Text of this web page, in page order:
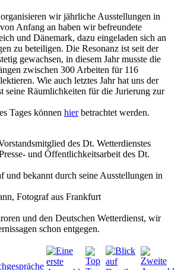
organisieren wir jährliche Ausstellungen in
Anfang an haben wir befreundete
und Dänemark, dazu eingeladen sich an
zu beteiligen. Die Resonanz ist seit der
gewachsen, in diesem Jahr musste die
zwischen 300 Arbeiten für 116
Wie auch letztes Jahr hat uns der
seine Räumlichkeiten für die Jurierung zur
Tages können hierbetrachtet werden.
des Dt. Wetterdienstes
und Öffentlichkeitsarbeit des Dt.
und bekannt durch seine Ausstellungen in
Fotograf aus Frankfurt
und den Deutschen Wetterdienst, wir
schon entgegen.